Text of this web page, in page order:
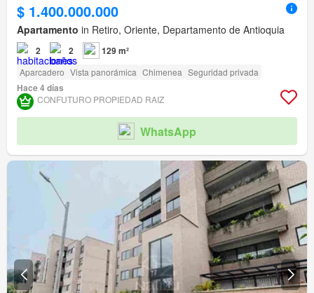
$ 1.400.000.000
Apartamento in Retiro, Oriente, Departamento de Antioquia
2 2 129 m²
Aparcadero Vista panorámica Chimenea Seguridad privada
Hace 4 días
CONFUTURO PROPIEDAD RAIZ
WhatsApp